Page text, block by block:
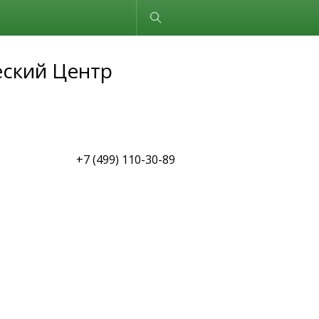
Обычная версия
Центр
+7 (499) 110-30-89